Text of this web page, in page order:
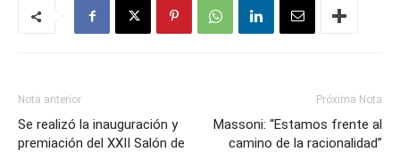
Nota anterior
Se realizó la inauguración y
premiación del XXII Salón de
Próxima Nota
Massoni: “Estamos frente al
camino de la racionalidad”